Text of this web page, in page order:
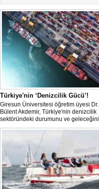
Türkiye'nin ‘Denizcilik Gücü’!
Giresun Üniversitesi öğretim üyesi Dr.
Bülent Akdemir, Türkiye'nin denizcilik
sektöründeki durumunu ve geleceğini
değerlendirdi.